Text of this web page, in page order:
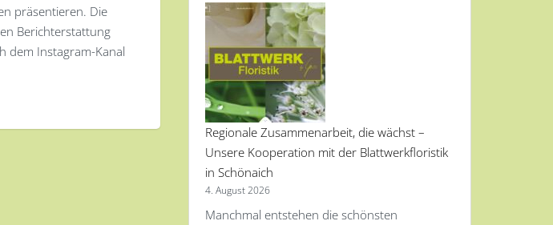
präsentieren. Die
Berichterstattung
dem Instagram-Kanal
Regionale Zusammenarbeit, die wächst –
Unsere Kooperation mit der Blattwerkfloristik
in Schönaich
4. August 2026
Manchmal entstehen die schönsten